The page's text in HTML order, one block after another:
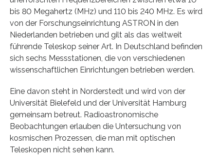
bis 80 Megahertz (MHz) und 110 bis 240 MHz. Es wird
von der Forschungseinrichtung ASTRON in den
Niederlanden betrieben und gilt als das weltweit
führende Teleskop seiner Art. In Deutschland befinden
sich sechs Messstationen, die von verschiedenen
wissenschaftlichen Einrichtungen betrieben werden.
Eine davon steht in Norderstedt und wird von der
Universität Bielefeld und der Universität Hamburg
gemeinsam betreut. Radioastronomische
Beobachtungen erlauben die Untersuchung von
kosmischen Prozessen, die man mit optischen
Teleskopen nicht sehen kann.